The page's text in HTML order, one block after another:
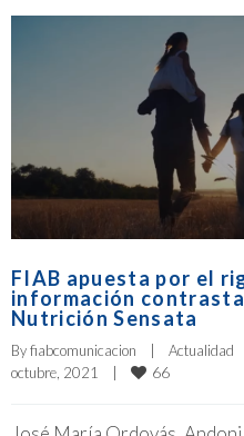
FIAB apuesta por el
información
Nutrición Sensata
By fiabcomunicacion Actualidad
octubre, 2021
66